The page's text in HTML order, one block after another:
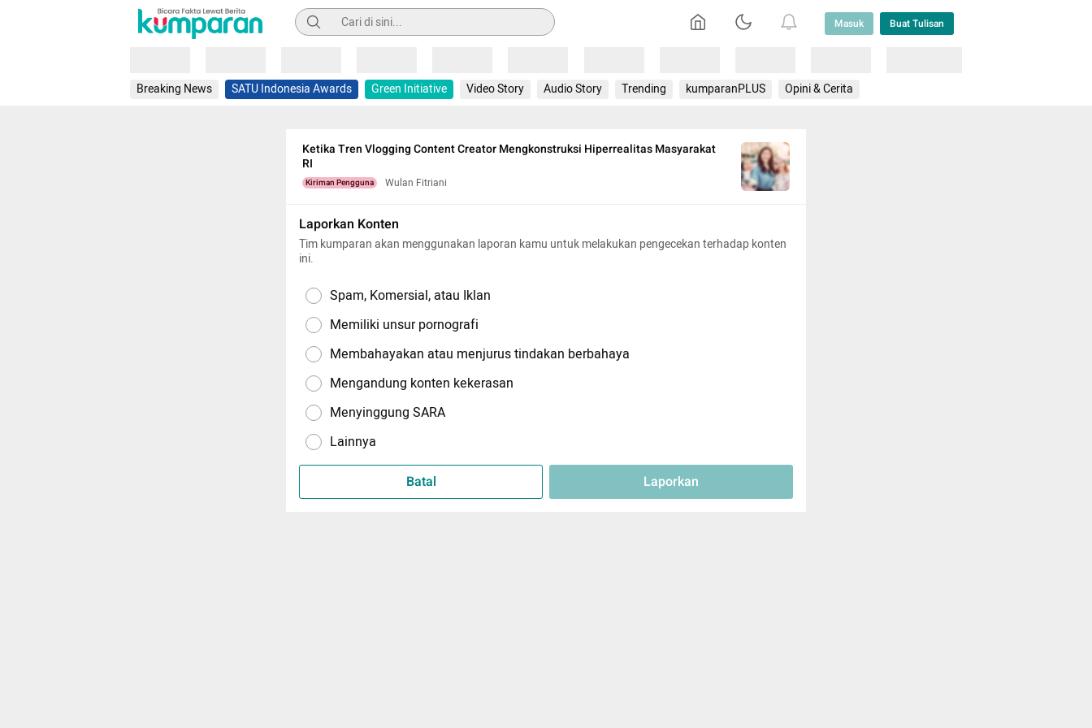
Pencarian Masuk Buat Tulisan
Breaking News SATU Indonesia Awards Green Initiative Video Story Audio Story Trending kumparanPLUS Opini & Cerita
Ketika Tren Vlogging Content Creator Mengkonstruksi Hiperrealitas Masyarakat
RI
Kiriman Pengguna Wulan Fitriani
Laporkan Konten
Tim kumparan akan menggunakan laporan kamu untuk melakukan pengecekan terhadap konten
ini.
Spam, Komersial, atau Iklan
Memiliki unsur pornografi
Membahayakan atau menjurus tindakan berbahaya
Mengandung konten kekerasan
Menyinggung SARA
Lainnya
Batal Laporkan